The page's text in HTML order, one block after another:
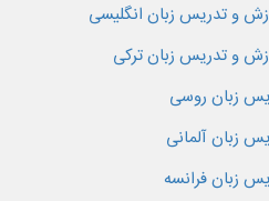
و تدریس زبان انگلیسی
و تدریس زبان ترکی
زبان روسی
زبان آلمانی
زبان فرانسه